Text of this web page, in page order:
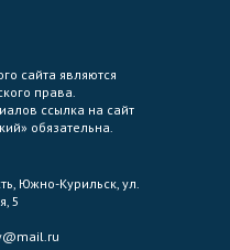
сайта являются
права.
ссылка на сайт
обязательна.
Южно-Курильск, ул.
5